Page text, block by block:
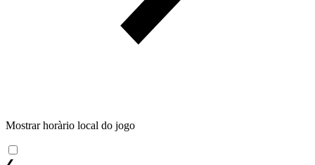
Mostrar horàrio local do jogo